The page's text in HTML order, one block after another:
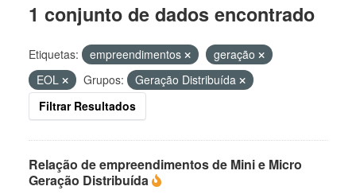
1 conjunto de dados encontrado
Etiquetas: empreendimentos
geração
EOL
Grupos:
Geração Distribuída
Filtrar Resultados
Relação de empreendimentos de Mini e Micro
Geração Distribuída